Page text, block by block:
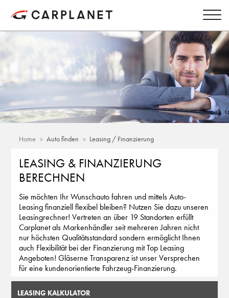
Home Auto finden Leasing / Finanzierung
LEASING & FINANZIERUNG
BERECHNEN
Sie möchten Ihr Wunschauto fahren und mittels Auto-
Leasing finanziell flexibel bleiben? Nutzen Sie dazu unseren
Leasingrechner! Vertreten an über 19 Standorten erfüllt
Carplanet als Markenhändler seit mehreren Jahren nicht
nur höchsten Qualitätsstandard sondern ermöglicht Ihnen
auch Flexibilität bei der Finanzierung mit Top Leasing
Angeboten! Gläserne Transparenz ist unser Versprechen
für eine kundenorientierte Fahrzeug-Finanzierung.
LEASING KALKULATOR